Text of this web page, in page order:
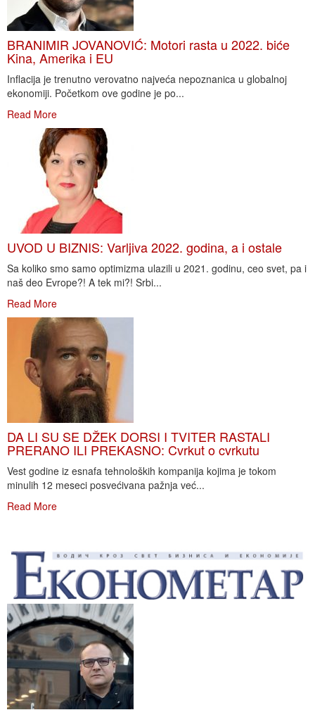
BRANIMIR JOVANOVIĆ: Motori rasta u 2022. biće
Kina, Amerika i EU
Inflacija je trenutno verovatno najveća nepoznanica u globalnoj
ekonomiji. Početkom ove godine je po...
Read More
UVOD U BIZNIS: Varljiva 2022. godina, a i ostale
Sa koliko smo samo optimizma ulazili u 2021. godinu, ceo svet, pa i
naš deo Evrope?! A tek mi?! Srbi...
Read More
DA LI SU SE DŽEK DORSI I TVITER RASTALI
PRERANO ILI PREKASNO: Cvrkut o cvrkutu
Vest godine iz esnafa tehnoloških kompanija kojima je tokom
minulih 12 meseci posvećivana pažnja već...
Read More